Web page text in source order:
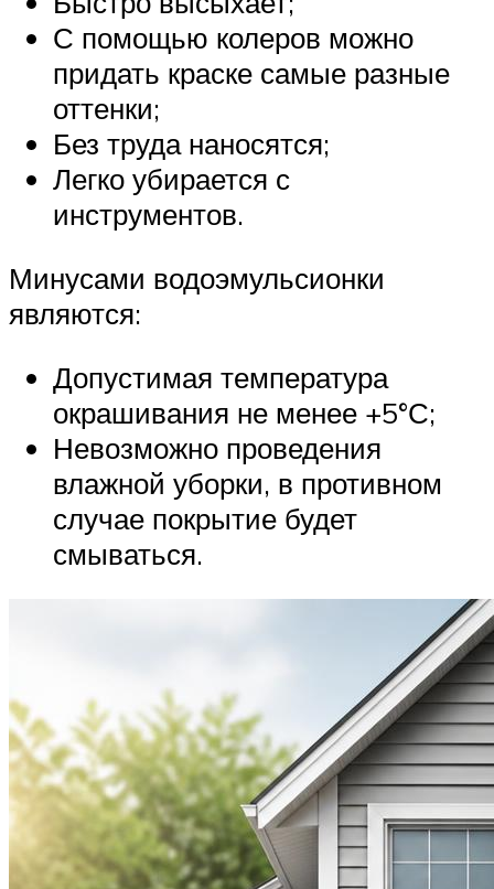
С помощью колеров можно
придать краске самые разные
оттенки;
Без труда наносятся;
Легко убирается с
инструментов.
Минусами водоэмульсионки
являются:
Допустимая температура
окрашивания не менее +5°С;
Невозможно проведения
влажной уборки, в противном
случае покрытие будет
смываться.